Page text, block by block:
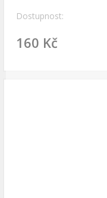
Dostupnost:
160 Kč